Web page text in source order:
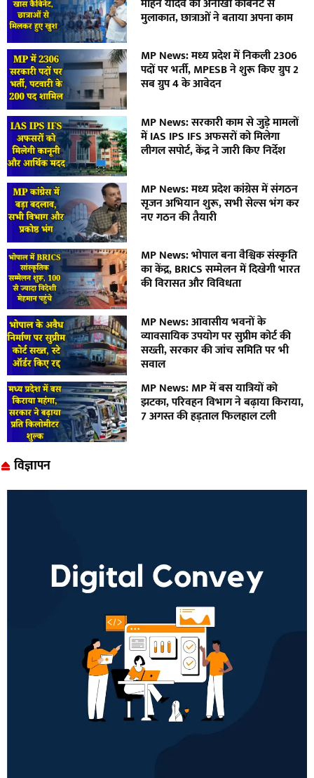
मुलाकात, छात्राओं ने बताया अपना काम
MP News: मध्य प्रदेश में निकली 2306
पदों पर भर्ती, MPESB ने शुरू किए ग्रुप 2
सब ग्रुप 4 के आवेदन
MP News: सरकारी काम से जुड़े मामलों
में IAS IPS IFS अफसरों को मिलेगा
लीगल सपोर्ट, केंद्र ने जारी किए निर्देश
MP News: मध्य प्रदेश कांग्रेस में संगठन
सृजन अभियान शुरू, सभी सेल्स भंग कर
नए गठन की तैयारी
MP News: भोपाल बना वैश्विक संस्कृति
का केंद्र, BRICS सम्मेलन में दिखेगी भारत
की विरासत और विविधता
MP News: आवासीय भवनों के
व्यावसायिक उपयोग पर सुप्रीम कोर्ट की
सख्ती, सरकार की जांच समिति पर भी
सवाल
MP News: MP में बस यात्रियों को
झटका, परिवहन विभाग ने बढ़ाया किराया,
7 अगस्त की हड़ताल फिलहाल टली
विज्ञापन